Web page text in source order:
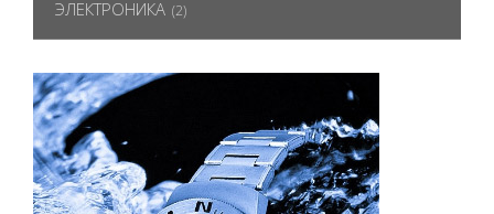
ЭЛЕКТРОНИКА (2)